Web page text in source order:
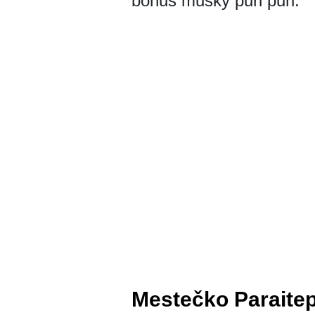
Mestečko